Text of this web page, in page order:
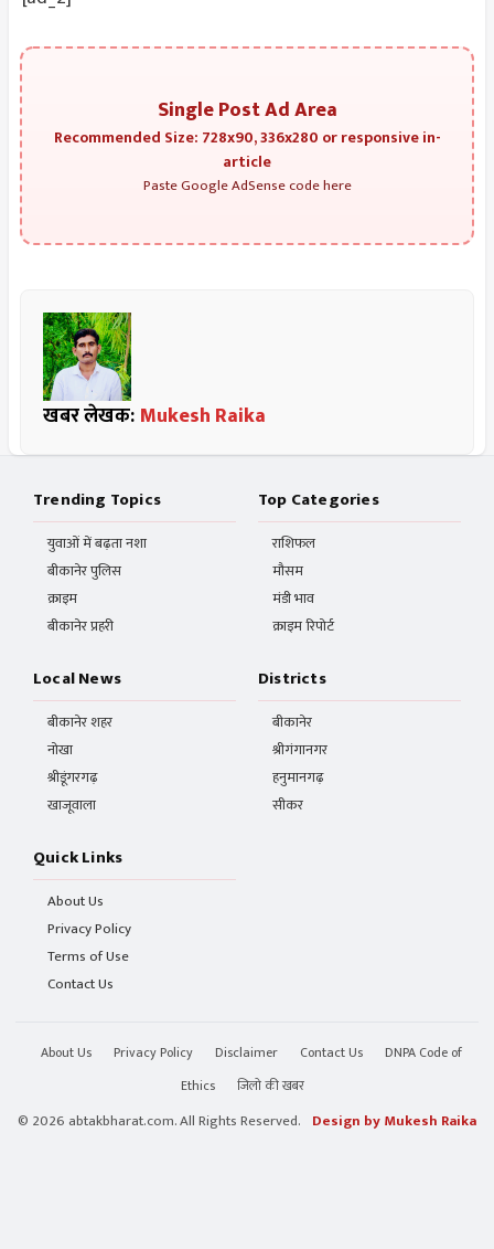
Single Post Ad Area
Recommended Size: 728x90, 336x280 or responsive in-
article
Paste Google AdSense code here
खबर लेखक: Mukesh Raika
Trending Topics
युवाओं में बढ़ता नशा
बीकानेर पुलिस
क्राइम
बीकानेर प्रहरी
Top Categories
राशिफल
मौसम
मंडी भाव
क्राइम रिपोर्ट
Local News
बीकानेर शहर
नोखा
श्रीडूंगरगढ़
खाजूवाला
Districts
बीकानेर
श्रीगंगानगर
हनुमानगढ़
सीकर
Quick Links
About Us
Privacy Policy
Terms of Use
Contact Us
About Us Privacy Policy Disclaimer Contact Us
DNPA Code of
Ethics
जिलो की खबर
© 2026 abtakbharat.com. All Rights Reserved. Design by Mukesh Raika